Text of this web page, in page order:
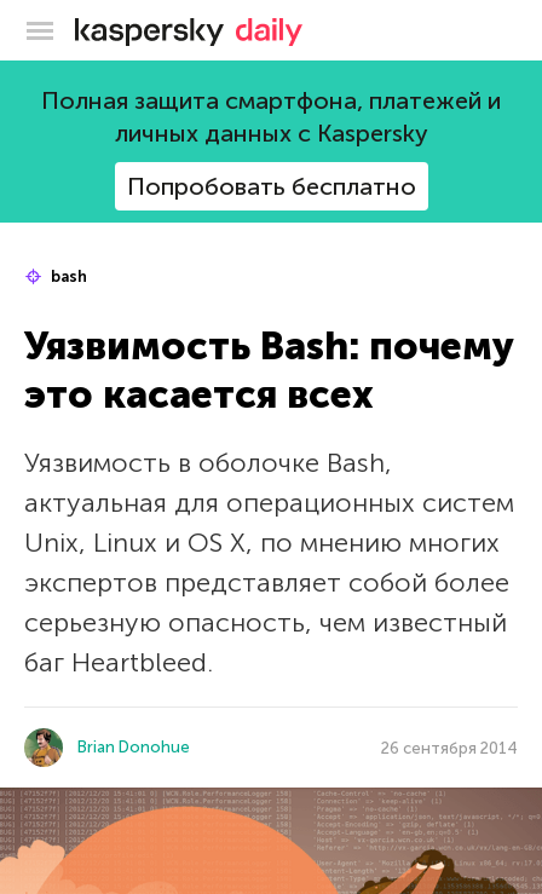
Блог Касперского
Полная защита смартфона, платежей и
личных данных с Kaspersky
Попробовать бесплатно
bash
Уязвимость Bash: почему
это касается всех
Уязвимость в оболочке Bash,
актуальная для операционных систем
Unix, Linux и OS X, по мнению многих
экспертов представляет собой более
серьезную опасность, чем известный
баг Heartbleed.
Brian Donohue 26 сентября 2014